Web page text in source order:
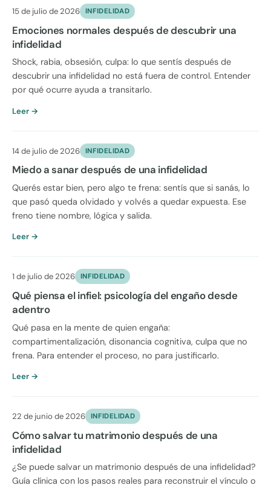
15 de julio de 2026 INFIDELIDAD
Emociones normales después de descubrir una
infidelidad
Shock, rabia, obsesión, culpa: lo que sentís después de
descubrir una infidelidad no está fuera de control. Entender
por qué ocurre ayuda a transitarlo.
Leer →
14 de julio de 2026 INFIDELIDAD
Miedo a sanar después de una infidelidad
Querés estar bien, pero algo te frena: sentís que si sanás, lo
que pasó queda olvidado y volvés a quedar expuesta. Ese
freno tiene nombre, lógica y salida.
Leer →
1 de julio de 2026 INFIDELIDAD
Qué piensa el infiel: psicología del engaño desde
adentro
Qué pasa en la mente de quien engaña:
compartimentalización, disonancia cognitiva, culpa que no
frena. Para entender el proceso, no para justificarlo.
Leer →
22 de junio de 2026 INFIDELIDAD
Cómo salvar tu matrimonio después de una
infidelidad
¿Se puede salvar un matrimonio después de una infidelidad?
Guía clínica con los pasos reales para reconstruir el vínculo o